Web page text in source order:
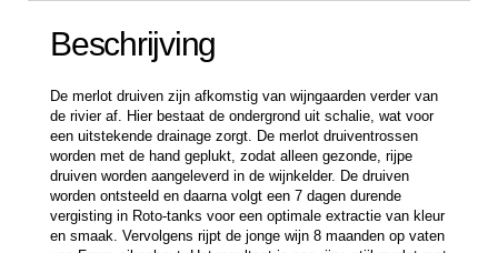
Beschrijving
De merlot druiven zijn afkomstig van wijngaarden verder van
de rivier af. Hier bestaat de ondergrond uit schalie, wat voor
een uitstekende drainage zorgt. De merlot druiventrossen
worden met de hand geplukt, zodat alleen gezonde, rijpe
druiven worden aangeleverd in de wijnkelder. De druiven
worden ontsteeld en daarna volgt een 7 dagen durende
vergisting in Roto-tanks voor een optimale extractie van kleur
en smaak. Vervolgens rijpt de jonge wijn 8 maanden op vaten